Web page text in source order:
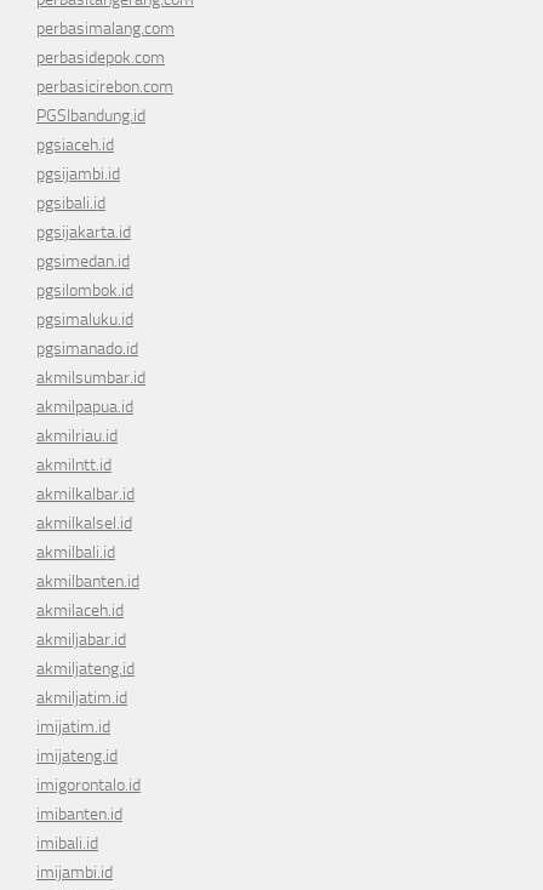
perbasimalang.com
perbasidepok.com
perbasicirebon.com
PGSIbandung.id
pgsiaceh.id
pgsijambi.id
pgsibali.id
pgsijakarta.id
pgsimedan.id
pgsilombok.id
pgsimaluku.id
pgsimanado.id
akmilsumbar.id
akmilpapua.id
akmilriau.id
akmilntt.id
akmilkalbar.id
akmilkalsel.id
akmilbali.id
akmilbanten.id
akmilaceh.id
akmiljabar.id
akmiljateng.id
akmiljatim.id
imijatim.id
imijateng.id
imigorontalo.id
imibanten.id
imibali.id
imijambi.id